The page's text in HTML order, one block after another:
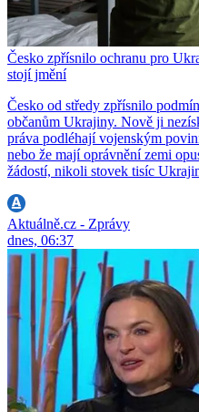
Česko zpřísnilo ochranu pro
stojí jmění
Česko od středy zpřísnilo
občanům Ukrajiny. Nově ji
práva podléhají vojenským
nebo že mají oprávnění zemi
žádostí, nikoli stovek tisíc
Aktuálně.cz - Zprávy
dnes, 06:37